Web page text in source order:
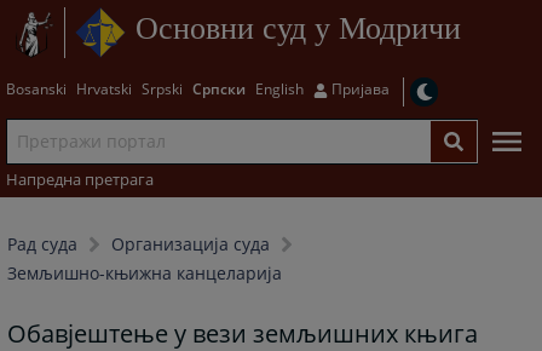
Основни суд у Модричи
Bosanski Hrvatski Srpski Српски English Пријава
Напредна претрага
Рад суда
Организација суда
Земљишно-књижна канцеларија
Обавјештење у вези земљишних књига